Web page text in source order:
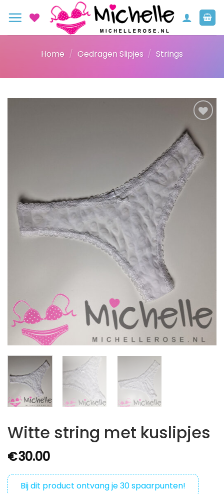
naar
Home / Gedragen Slipjes / Strings
Witte string met kuslipjes
€30.00
Bij dit product ontvang je30spaarpunten!